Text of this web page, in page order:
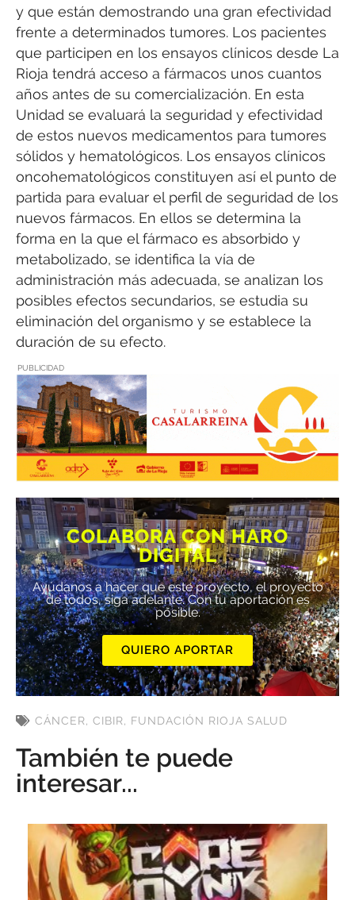
y que están demostrando una gran efectividad
frente a determinados tumores. Los pacientes
que participen en los ensayos clínicos desde La
Rioja tendrá acceso a fármacos unos cuantos
años antes de su comercialización. En esta
Unidad se evaluará la seguridad y efectividad
de estos nuevos medicamentos para tumores
sólidos y hematológicos. Los ensayos clínicos
oncohematológicos constituyen así el punto de
partida para evaluar el perfil de seguridad de los
nuevos fármacos. En ellos se determina la
forma en la que el fármaco es absorbido y
metabolizado, se identifica la vía de
administración más adecuada, se analizan los
posibles efectos secundarios, se estudia su
eliminación del organismo y se establece la
duración de su efecto.
PUBLICIDAD
COLABORA CON HARO
DIGITAL
Ayúdanos a hacer que este proyecto, el proyecto
de todos, siga adelante. Con tu aportación es
posible.
QUIERO APORTAR
CÁNCER, CIBIR, FUNDACIÓN RIOJA SALUD
También te puede
interesar...